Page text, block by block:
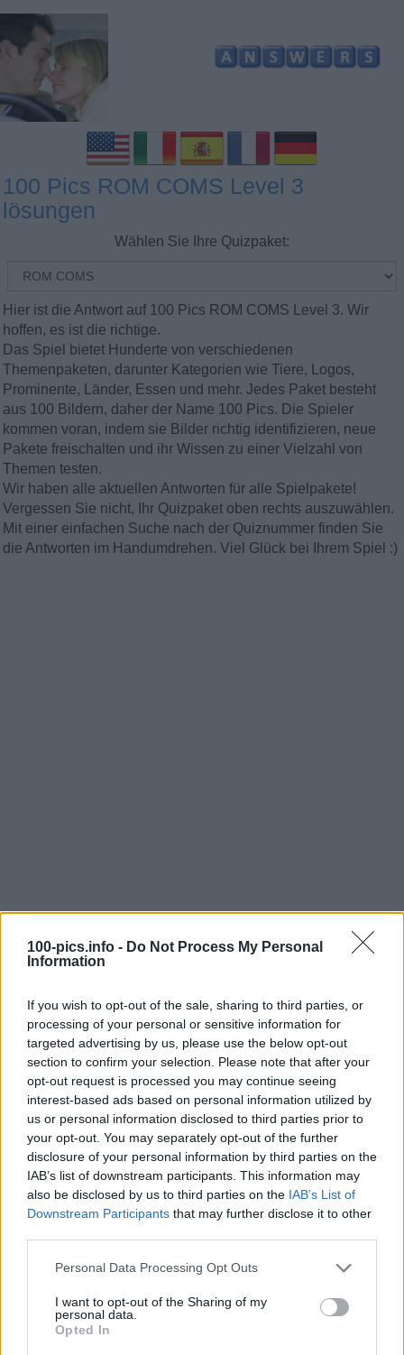
100-pics.info - Do Not Process My Personal
Information
If you wish to opt-out of the sale, sharing to third parties, or
processing of your personal or sensitive information for
targeted advertising by us, please use the below opt-out
section to confirm your selection. Please note that after your
opt-out request is processed you may continue seeing
interest-based ads based on personal information utilized by
us or personal information disclosed to third parties prior to
your opt-out. You may separately opt-out of the further
disclosure of your personal information by third parties on the
IAB’s list of downstream participants. This information may
also be disclosed by us to third parties on the IAB’s List of
Downstream Participants that may further disclose it to other
Personal Data Processing Opt Outs
I want to opt-out of the Sharing of my
personal data.
Opted In
100 Pics ROM COMS Level 3
lösungen
Wählen Sie Ihre Quizpaket:
Hier ist die Antwort auf 100 Pics ROM COMS Level 3. Wir
hoffen, es ist die richtige.
Das Spiel bietet Hunderte von verschiedenen
Themenpaketen, darunter Kategorien wie Tiere, Logos,
Prominente, Länder, Essen und mehr. Jedes Paket besteht
aus 100 Bildern, daher der Name 100 Pics. Die Spieler
kommen voran, indem sie Bilder richtig identifizieren, neue
Pakete freischalten und ihr Wissen zu einer Vielzahl von
Themen testen.
Wir haben alle aktuellen Antworten für alle Spielpakete!
Vergessen Sie nicht, Ihr Quizpaket oben rechts auszuwählen.
Mit einer einfachen Suche nach der Quiznummer finden Sie
die Antworten im Handumdrehen. Viel Glück bei Ihrem Spiel :)
Level: 3
Lösung:SHE'S ALL THAT
(30stimmen, durchschnitt: 3,00von 5)
Geben Sie Ihre Quiz-Nummer: